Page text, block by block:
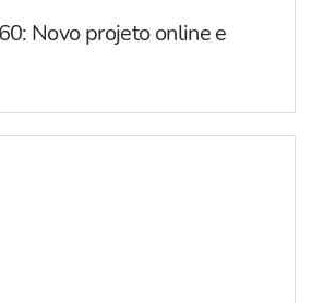
Novo projeto online e